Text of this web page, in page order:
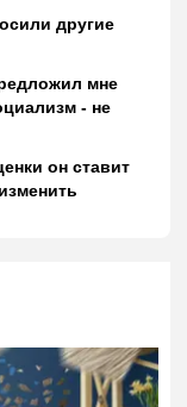
другие
мне
- не
он ставит